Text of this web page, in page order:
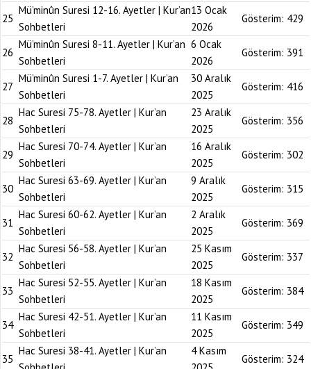
25
Mü’minûn Suresi 12-16. Ayetler | Kur’an
Sohbetleri
13 Ocak
2026
Gösterim: 429
26
Mü’minûn Suresi 8-11. Ayetler | Kur’an
Sohbetleri
6 Ocak
2026
Gösterim: 391
27
Mü’minûn Suresi 1-7. Ayetler | Kur’an
Sohbetleri
30 Aralık
2025
Gösterim: 416
28
Hac Suresi 75-78. Ayetler | Kur’an
Sohbetleri
23 Aralık
2025
Gösterim: 356
29
Hac Suresi 70-74. Ayetler | Kur’an
Sohbetleri
16 Aralık
2025
Gösterim: 302
30
Hac Suresi 63-69. Ayetler | Kur’an
Sohbetleri
9 Aralık
2025
Gösterim: 315
31
Hac Suresi 60-62. Ayetler | Kur’an
Sohbetleri
2 Aralık
2025
Gösterim: 369
32
Hac Suresi 56-58. Ayetler | Kur’an
Sohbetleri
25 Kasım
2025
Gösterim: 337
33
Hac Suresi 52-55. Ayetler | Kur’an
Sohbetleri
18 Kasım
2025
Gösterim: 384
34
Hac Suresi 42-51. Ayetler | Kur’an
Sohbetleri
11 Kasım
2025
Gösterim: 349
35
Hac Suresi 38-41. Ayetler | Kur’an
4 Kasım
Gösterim: 324